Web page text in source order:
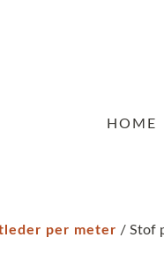
HOME
per meter / Stof